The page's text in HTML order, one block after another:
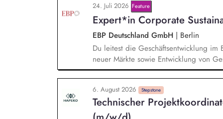
Entwurf und Umsetzung von
Frühzeitige Identifikation von Branchen-
Aufbau von strategischen
Aufträgen, Neukunden und Projekten.
24. Juli 2026 Feature
Expert*in Corporate
EBP Deutschland GmbH | Berlin
Du leitest die Geschäftsentwicklung im
neuer Märkte sowie Entwicklung von
einem bestehenden Team zusammen
Projektleiter*innen weiter. Zu Deinen
Trendanalysen, Partnermanagement
Projekten.
6. August 2026 Stepstone
Technischer